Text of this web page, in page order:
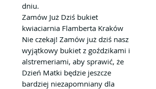
dniu.
Zamów Już Dziś bukiet
kwiaciarnia Flamberta Kraków
Nie czekaj! Zamów już dziś nasz
wyjątkowy bukiet z goździkami i
alstremeriami, aby sprawić, że
Dzień Matki będzie jeszcze
bardziej niezapomniany dla